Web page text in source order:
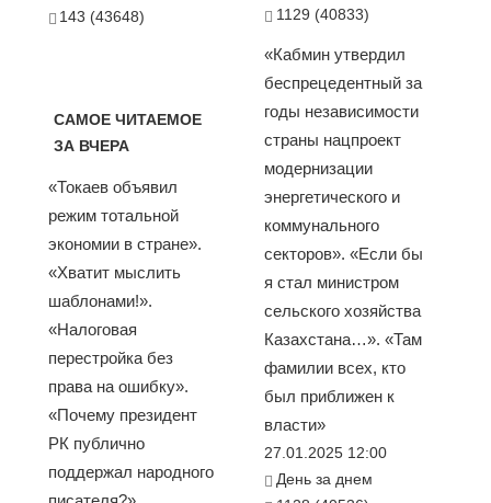
143 (43648)
САМОЕ ЧИТАЕМОЕ
ЗА ВЧЕРА
«Токаев объявил
режим тотальной
экономии в стране».
«Хватит мыслить
шаблонами!».
«Налоговая
перестройка без
права на ошибку».
«Почему президент
РК публично
поддержал народного
1129 (40833)
«Кабмин утвердил
беспрецедентный за
годы независимости
страны нацпроект
модернизации
энергетического и
коммунального
секторов». «Если бы
я стал министром
сельского хозяйства
Казахстана…». «Там
фамилии всех, кто
был приближен к
власти»
27.01.2025 12:00
День за днем